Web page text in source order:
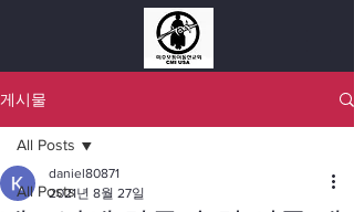
게시물
All Posts
All Posts
daniel80871
2021년 8월 27일